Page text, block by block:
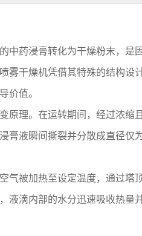
中药浸膏转化为干燥粉末，是
雾干燥机凭借其特殊的结构
价值。
原理。在运转期间，经过浓
膏液瞬间撕裂并分散成直径
气被加热至设定温度，通过
液滴内部的水分迅速吸收热